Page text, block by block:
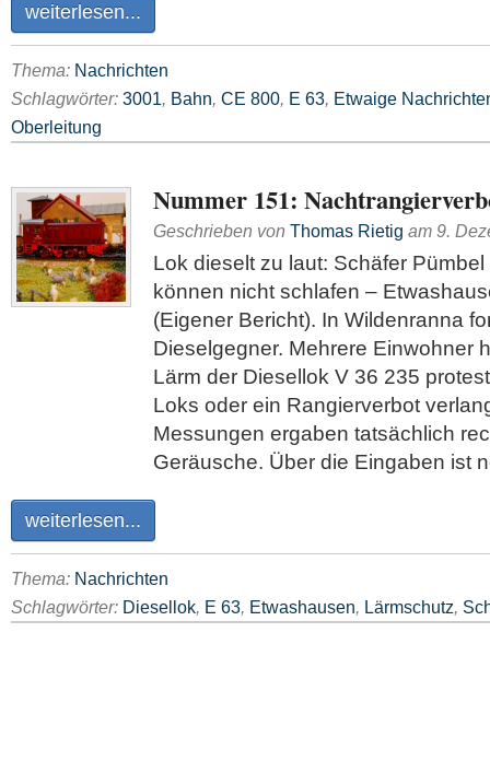
weiterlesen...
Thema: Nachrichten
Schlagwörter: 3001, Bahn, CE 800, E 63, Etwaige
Oberleitung
Nummer 151:
Geschrieben von Thomas Rietig am 9.
Lok dieselt zu laut: Schäfer
können nicht schlafen –
(Eigener Bericht). In Wildenranna
Dieselgegner. Mehrere Einwohner
Lärm der Diesellok V 36 235
Loks oder ein Rangierverbot
Messungen ergaben tatsächlich
Geräusche. Über die Eingaben ist
weiterlesen...
Thema: Nachrichten
Schlagwörter: Diesellok, E 63, Etwashausen, Lärmschutz,